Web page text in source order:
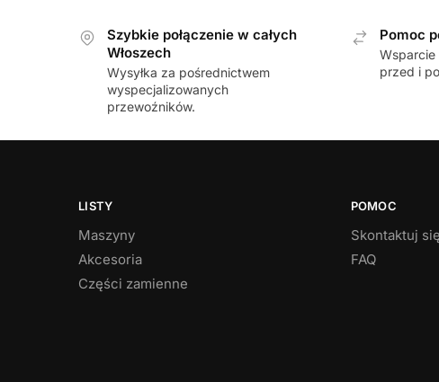
Szybkie połączenie w całych
Włoszech
Wysyłka za pośrednictwem
wyspecjalizowanych
przewoźników.
Pomoc
Wsparcie
przed i
LISTY
Maszyny
Akcesoria
Części zamienne
POMOC
Skontaktuj
FAQ